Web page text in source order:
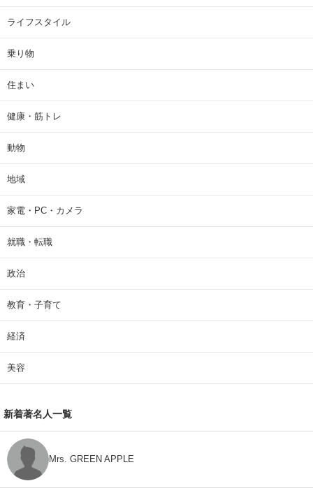
ライフスタイル
乗り物
住まい
健康・筋トレ
動物
地域
家電・PC・カメラ
就職・転職
政治
教育・子育て
経済
美容
新着著名人一覧
Mrs. GREEN APPLE